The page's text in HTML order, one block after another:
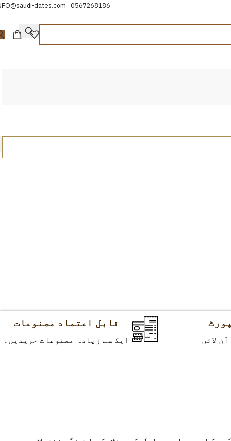
0567268186
dates.com
قابل اعتماد مصنوعات
ایک سے زیادہ مصنوعات خریدیں۔